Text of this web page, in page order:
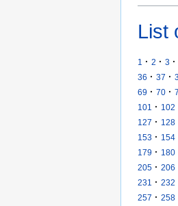
List
1 · 2 · 3 ·
36 · 37 ·
69 · 70 ·
101
· 102
127 · 128
153 · 154
179 · 180
205 · 206
231
· 232
257 · 258